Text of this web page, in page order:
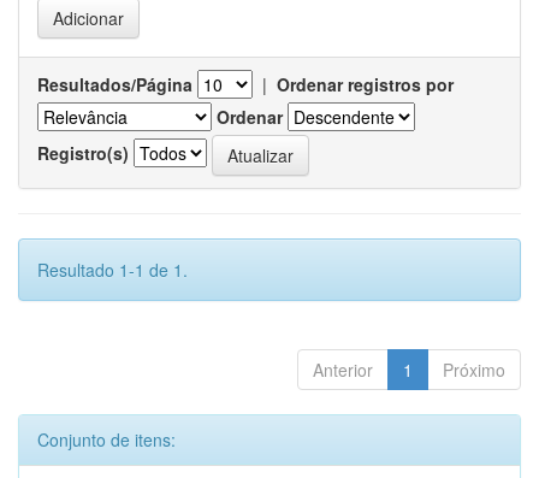
Resultados/Página | Ordenar registros por
Ordenar
Registro(s)
Resultado 1-1 de 1.
Anterior 1 Próximo
Conjunto de itens: